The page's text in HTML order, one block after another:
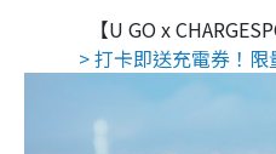
【U GO x
> 打卡即送充電券！